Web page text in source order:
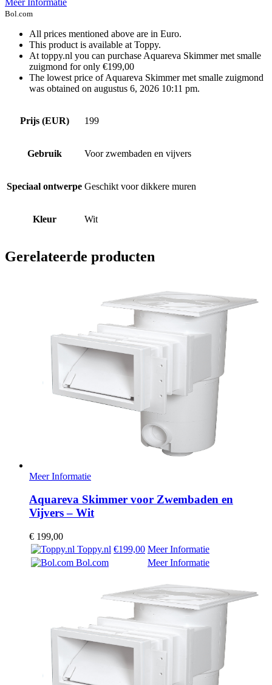
Bol.com
All prices mentioned above are in Euro.
This product is available at Toppy.
At toppy.nl you can purchase Aquareva Skimmer met smalle
zuigmond for only €199,00
The lowest price of Aquareva Skimmer met smalle zuigmond
was obtained on augustus 6, 2026 10:11 pm.
Prijs (EUR) 199
Gebruik Voor zwembaden en vijvers
Speciaal ontwerpe Geschikt voor dikkere muren
Kleur Wit
Gerelateerde producten
Meer Informatie
Aquareva Skimmer voor Zwembaden en
Vijvers – Wit
€ 199,00
Toppy.nl €199,00 Meer Informatie
Bol.com
Meer Informatie